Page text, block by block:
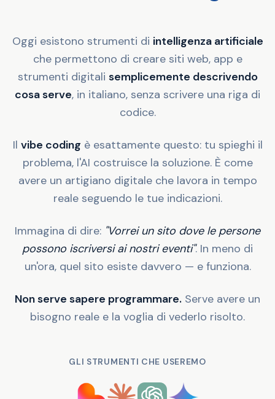
Oggi esistono strumenti di intelligenza artificiale
che permettono di creare siti web, app e
strumenti digitali semplicemente descrivendo
cosa serve, in italiano, senza scrivere una riga di
codice.
Il vibe coding è esattamente questo: tu spieghi il
problema, l'AI costruisce la soluzione. È come
avere un artigiano digitale che lavora in tempo
reale seguendo le tue indicazioni.
Immagina di dire: "Vorrei un sito dove le persone
possono iscriversi ai nostri eventi". In meno di
un'ora, quel sito esiste davvero — e funziona.
Non serve sapere programmare. Serve avere un
bisogno reale e la voglia di vederlo risolto.
GLI STRUMENTI CHE USEREMO